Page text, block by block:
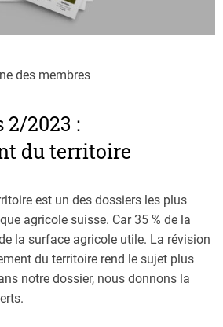
des membres
2/2023 :
du territoire
est un des dossiers les plus
agricole suisse. Car 35 % de la
la surface agricole utile. La révision
du territoire rend le sujet plus
notre dossier, nous donnons la